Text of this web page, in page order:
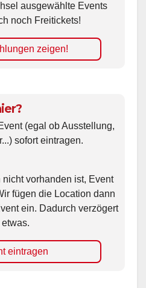
ausgewählte Events
noch Freitickets!
zeigen!
(egal ob Ausstellung,
sofort eintragen.
vorhanden ist, Event
fügen die Location dann
ein. Dadurch verzögert
eintragen